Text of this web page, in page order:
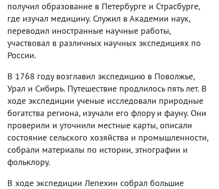
получил образование в Петербурге и Страсбурге,
где изучал медицину. Служил в Академии наук,
переводил иностранные научные работы,
участвовал в различных научных экспедициях по
России.
В 1768 году возглавил экспедицию в Поволжье,
Урал и Сибирь. Путешествие продлилось пять лет. В
ходе экспедиции ученые исследовали природные
богатства региона, изучали его флору и фауну. Они
проверили и уточнили местные карты, описали
состояние сельского хозяйства и промышленности,
собрали материалы по истории, этнографии и
фольклору.
В ходе экспедиции Лепехин собрал большие